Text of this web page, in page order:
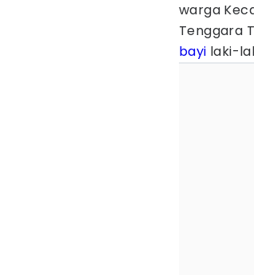
warga
Tenggara
bayi laki-